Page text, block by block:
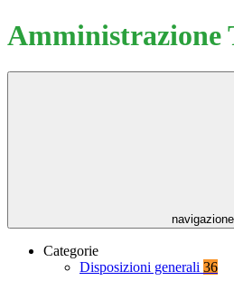
Amministrazione
navigazione
Categorie
Disposizioni generali 36